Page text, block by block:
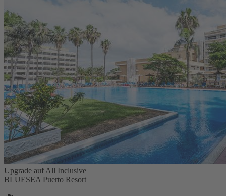
Upgrade auf All Inclusive
BLUESEA Puerto Resort